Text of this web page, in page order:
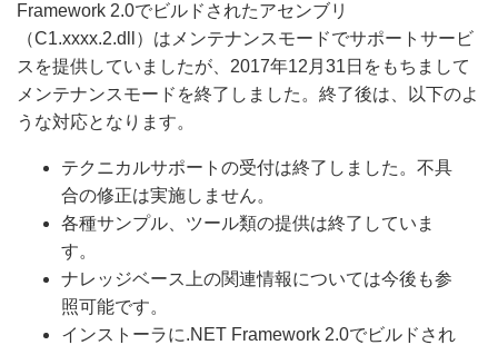
Framework 2.0でビルドされたアセンブリ
（C1.xxxx.2.dll）はメンテナンスモードでサポートサービ
スを提供していましたが、2017年12月31日をもちまして
メンテナンスモードを終了しました。終了後は、以下のよ
うな対応となります。
テクニカルサポートの受付は終了しました。不具
合の修正は実施しません。
各種サンプル、ツール類の提供は終了していま
す。
ナレッジベース上の関連情報については今後も参
照可能です。
インストーラに.NET Framework 2.0でビルドされ